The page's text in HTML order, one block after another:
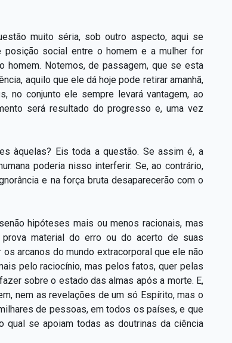
muito séria, sob outro aspecto, aqui se
social entre o homem e a mulher for
homem. Notemos, de passagem, que se esta
aquilo que ele dá hoje pode retirar amanhã,
no conjunto ele sempre levará vantagem, ao
será resultado do progresso e, uma vez
àquelas? Eis toda a questão. Se assim é, a
poderia nisso interferir. Se, ao contrário,
e na força bruta desaparecerão com o
hipóteses mais ou menos racionais, mas
material do erro ou do acerto de suas
arcanos do mundo extracorporal que ele não
pelo raciocínio, mas pelos fatos, quer pelas
sobre o estado das almas após a morte. E,
nem as revelações de um só Espírito, mas o
de pessoas, em todos os países, e que
qual se apoiam todas as doutrinas da ciência